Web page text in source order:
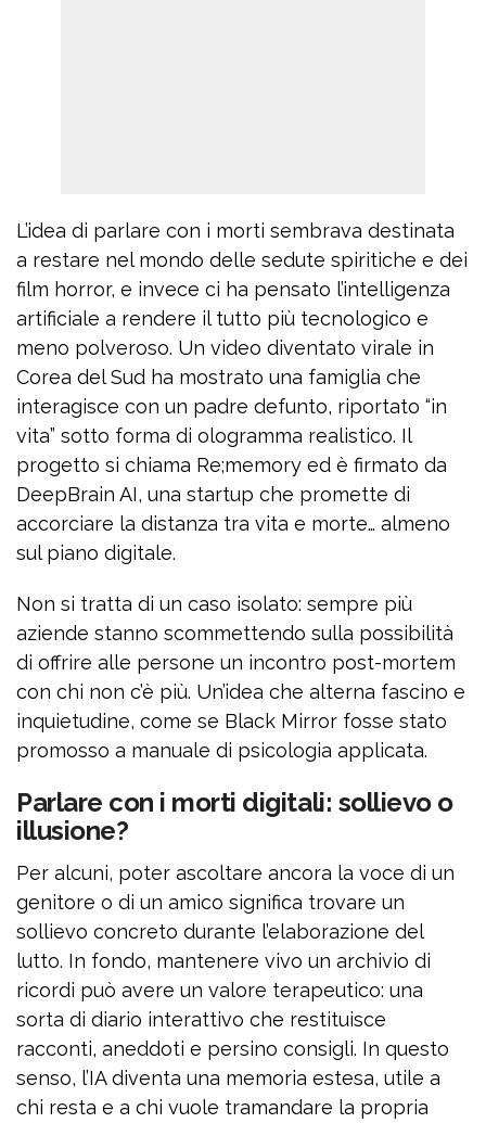
L’idea di parlare con i morti sembrava destinata
a restare nel mondo delle sedute spiritiche e dei
film horror, e invece ci ha pensato l’intelligenza
artificiale a rendere il tutto più tecnologico e
meno polveroso. Un video diventato virale in
Corea del Sud ha mostrato una famiglia che
interagisce con un padre defunto, riportato “in
vita” sotto forma di ologramma realistico. Il
progetto si chiama Re;memory ed è firmato da
DeepBrain AI, una startup che promette di
accorciare la distanza tra vita e morte… almeno
sul piano digitale.
Non si tratta di un caso isolato: sempre più
aziende stanno scommettendo sulla possibilità
di offrire alle persone un incontro post-mortem
con chi non c’è più. Un’idea che alterna fascino e
inquietudine, come se Black Mirror fosse stato
promosso a manuale di psicologia applicata.
Parlare con i morti digitali: sollievo o
illusione?
Per alcuni, poter ascoltare ancora la voce di un
genitore o di un amico significa trovare un
sollievo concreto durante l’elaborazione del
lutto. In fondo, mantenere vivo un archivio di
ricordi può avere un valore terapeutico: una
sorta di diario interattivo che restituisce
racconti, aneddoti e persino consigli. In questo
senso, l’IA diventa una memoria estesa, utile a
chi resta e a chi vuole tramandare la propria